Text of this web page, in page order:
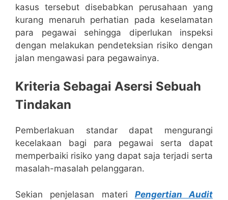
kasus tersebut disebabkan perusahaan yang
kurang menaruh perhatian pada keselamatan
para pegawai sehingga diperlukan inspeksi
dengan melakukan pendeteksian risiko dengan
jalan mengawasi para pegawainya.
Kriteria Sebagai Asersi Sebuah
Tindakan
Pemberlakuan standar dapat mengurangi
kecelakaan bagi para pegawai serta dapat
memperbaiki risiko yang dapat saja terjadi serta
masalah-masalah pelanggaran.
Sekian penjelasan materi Pengertian Audit